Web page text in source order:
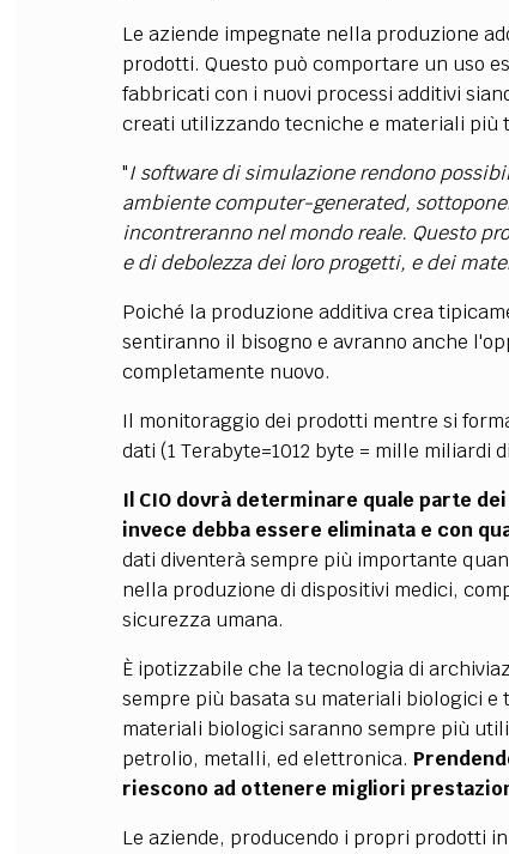
Le aziende impegnate nella produzione
prodotti. Questo può comportare un uso
fabbricati con i nuovi processi additivi
creati utilizzando tecniche e materiali più
"I software di simulazione rendono
ambiente computer-generated,
incontreranno nel mondo reale. Questo
e di debolezza dei loro progetti, e dei
Poiché la produzione additiva crea
sentiranno il bisogno e avranno anche
completamente nuovo.
Il monitoraggio dei prodotti mentre si
dati (1 Terabyte=1012 byte = mille miliardi
Il CIO dovrà determinare quale parte
invece debba essere eliminata e con
dati diventerà sempre più importante
nella produzione di dispositivi medici,
sicurezza umana.
È ipotizzabile che la tecnologia di
sempre più basata su materiali biologici e
materiali biologici saranno sempre più
petrolio, metalli, ed elettronica.
riescono ad ottenere migliori
Le aziende, producendo i propri prodotti